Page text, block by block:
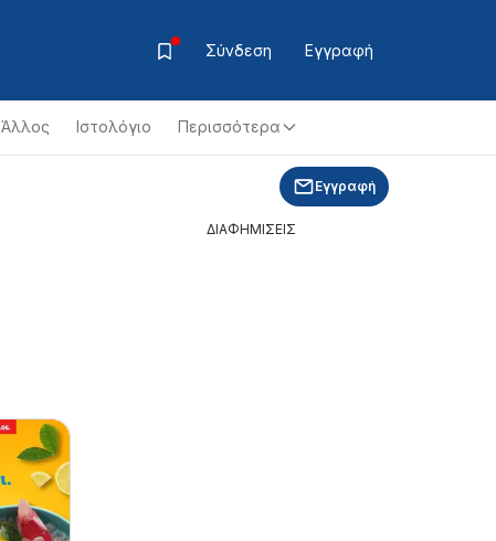
Σύνδεση Εγγραφή
Άλλος Ιστολόγιο Περισσότερα
Εγγραφή
ΔΙΑΦΗΜΙΣΕΙΣ